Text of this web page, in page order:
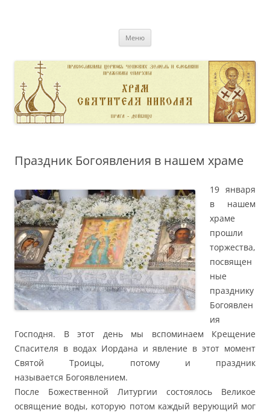
Меню
Праздник Богоявления в нашем храме
19 января
в нашем
храме
прошли
торжества,
посвящен
ные
празднику
Богоявлен
ия
Господня. В этот день мы вспоминаем Крещение
Спасителя в водах Иордана и явление в этот момент
Святой Троицы, потому и праздник
называется Богоявлением.
После Божественной Литургии состоялось Великое
освящение воды, которую потом каждый верующий мог